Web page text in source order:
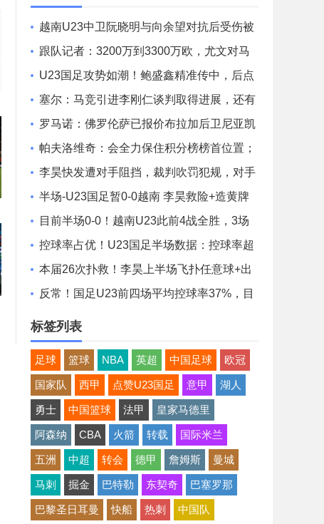
越南U23中卫阮晓明与向余望对抗后受伤被
换下，阮德英替补登场
跟队记者：3200万到3300万欧，尤文对马
特塔的第二份报价仍遭拒绝
U23国足攻势如潮！鲍盛鑫精准传中，后点
的杨希没有顶到皮球
塞尔：马竞引进李刚仁谈判取得进展，还有
意埃德森和若昂·戈麦斯
罗马诺：佛罗伦萨已报价布拉加后卫尼亚凯
特，方案租借+买断选项
帕夫洛维奇：会全力保住积分榜榜首位置；
格雷茨卡是我的支柱
李昊快发遭对手阻挡，裁判吹罚犯规，对手
吃到一张黄牌
半场-U23国足暂0-0越南 李昊救险+造黄牌
国足控球超6成+4射0正
目前半场0-0！越南U23此前4战全胜，3场
比赛上半场进球
控球率占优！U23国足半场数据：控球率超
6成，射门4-3，射正0-2
本届26次扑救！李昊上半场飞扑任意球+出
击化解险情 还造对手一黄
反常！国足U23前四场平均控球率37%，目
前半场控球率高达64%
标签列表
足球 篮球 NBA 英超 中国足球 欧冠
国家队 西甲 点赞U23国足 意甲 湖人
勇士 中国篮球 法甲 皇家马德里
阿森纳 CBA 火箭 转载 国际米兰
五洲 中超 转会 德甲 詹姆斯 曼城
马刺 掘金 巴特勒 东契奇 巴塞罗那
巴黎圣日耳曼 快船 热刺 中国队